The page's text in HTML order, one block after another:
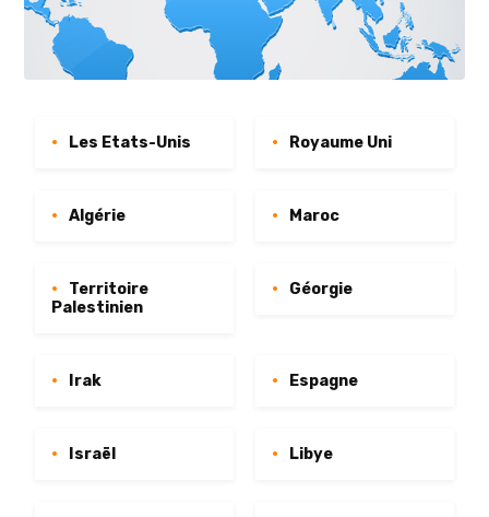
Les Etats-Unis Royaume Uni
Algérie Maroc
Territoire
Palestinien
Géorgie
Irak Espagne
Israël Libye